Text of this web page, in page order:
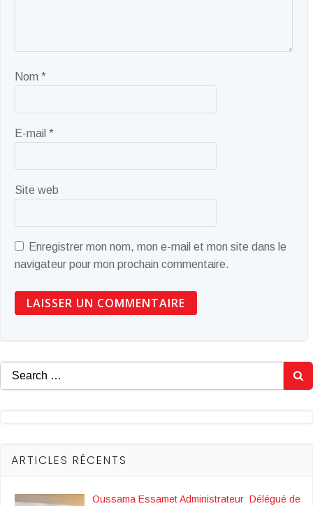
Nom *
E-mail *
Site web
Enregistrer mon nom, mon e-mail et mon site dans le
navigateur pour mon prochain commentaire.
Search
for:
ARTICLES RÉCENTS
Oussama Essamet Administrateur Délégué de